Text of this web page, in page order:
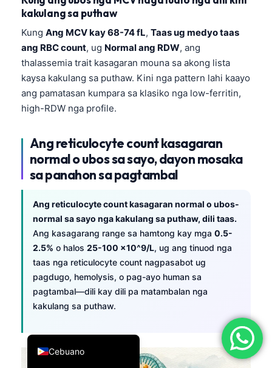
kakulang sa puthaw
Kung Ang MCV kay 68-74 fL, Taas ug medyo taas
ang RBC count, ug Normal ang RDW, ang
thalassemia trait kasagaran mouna sa akong lista
kaysa kakulang sa puthaw. Kini nga pattern lahi kaayo
ang pamatasan kumpara sa klasiko nga low-ferritin,
high-RDW nga profile.
Ang reticulocyte count kasagaran
normal o ubos sa sayo, dayon mosaka
sa panahon sa pagtambal
Ang reticulocyte count kasagaran normal o ubos-
normal sa sayo nga kakulang sa puthaw, dili taas.
Ang kasagarang range sa hamtong kay mga 0.5-
2.5% o halos 25-100 ×10^9/L, ug ang tinuod nga
taas nga reticulocyte count nagpasabot ug
pagdugo, hemolysis, o pag-ayo human sa
pagtambal—dili kay dili pa matambalan nga
kakulang sa puthaw.
Cebuano
Deutsch
العربية
Français
עִבְרִית
Italiano
Español
Ελληνικά
Türkçe
简体中文
فارسی
Dansk
Nederlands
हिन्दी